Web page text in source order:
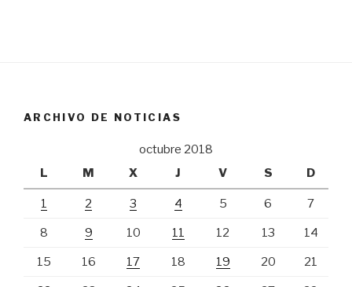
ARCHIVO DE NOTICIAS
octubre 2018
L
M X J V S D
1 2 3 4 5 6 7
8 9 10 11 12 13 14
15 16 17 18 19 20 21